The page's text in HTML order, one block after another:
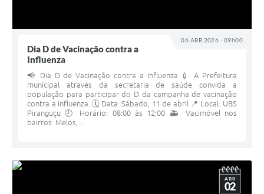
06 ABR 2026 - 09h00
Dia D de Vacinação contra a
Influenza
📢 Dia D de Vacinação contra a Influenza 💉 A Prefeitura
municipal através da secretaria de saúde convida a
população para participar do D da campanha de vacinação
contra a Influenza. 🗓 Data: Sábado, 11 de abril 📍 Local: UBS
Piranguçu 🕗 Horário: 08:00 às 12:00 🚑 Vacimóvel nos
bairros: Melos,...
ABR
02